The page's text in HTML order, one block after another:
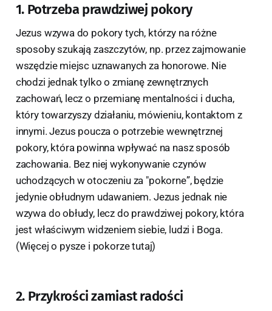
1. Potrzeba prawdziwej pokory
Jezus wzywa do pokory tych, którzy na różne
sposoby szukają zaszczytów, np. przez zajmowanie
wszędzie miejsc uznawanych za honorowe. Nie
chodzi jednak tylko o zmianę zewnętrznych
zachowań, lecz o przemianę mentalności i ducha,
który towarzyszy działaniu, mówieniu, kontaktom z
innymi. Jezus poucza o potrzebie wewnętrznej
pokory, która powinna wpływać na nasz sposób
zachowania. Bez niej wykonywanie czynów
uchodzących w otoczeniu za "pokorne”, będzie
jedynie obłudnym udawaniem. Jezus jednak nie
wzywa do obłudy, lecz do prawdziwej pokory, która
jest właściwym widzeniem siebie, ludzi i Boga.
(Więcej o pysze i pokorze tutaj)
2. Przykrości zamiast radości